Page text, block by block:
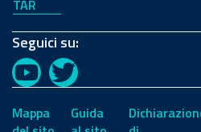
TAR
Seguici su:
YouTubeTwitter
Mappa
Guida